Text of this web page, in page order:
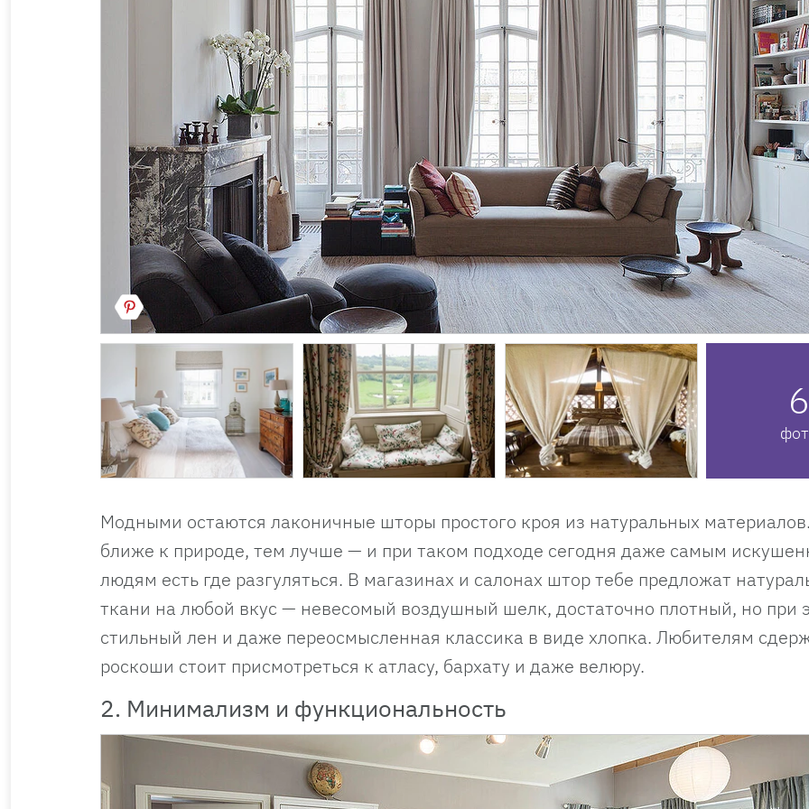
6
Модными остаются лаконичные шторы простого кроя из натуральных
ближе к природе, тем лучше — и при таком подходе сегодня даже самым
людям есть где разгуляться. В магазинах и салонах штор тебе предложат
ткани на любой вкус — невесомый воздушный шелк, достаточно плотный, но при
стильный лен и даже переосмысленная классика в виде хлопка. Любителям
роскоши стоит присмотреться к атласу, бархату и даже велюру.
2. Минимализм и функциональность